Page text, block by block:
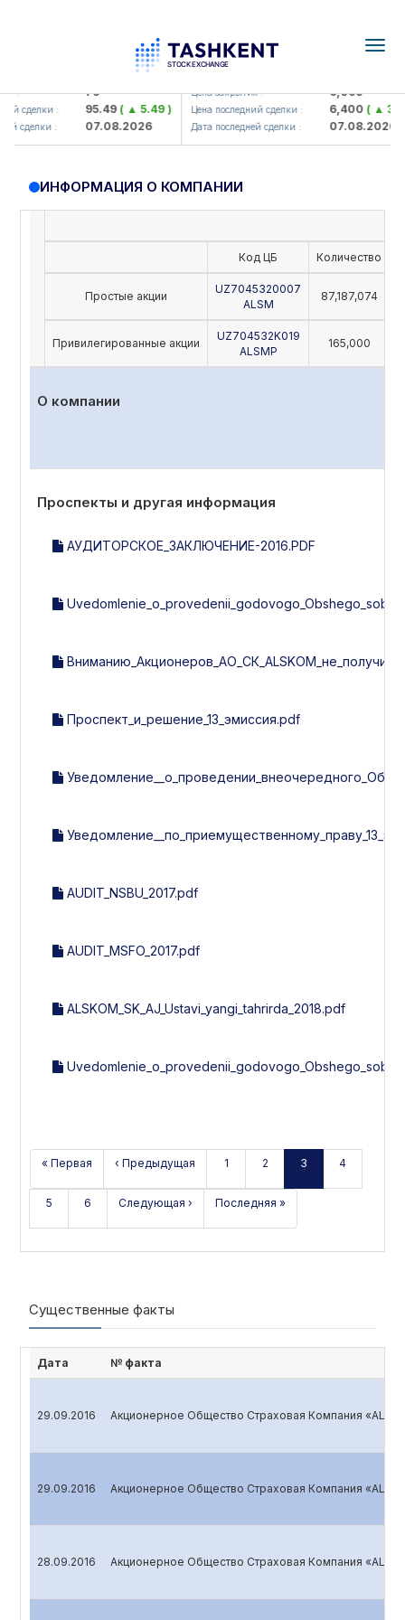
: 79
сделки : 95.49( ▲ 5.49 )
сделки : 07.08.2026
UZMK (<O'zmetkombinat> AJ)
Цена закрытия : 6,099
Цена последний сделки : 6,400( ▲
Дата последней сделки : 07.08.2026
ИНФОРМАЦИЯ О КОМПАНИИ
Код ЦБ Количество
Простые акции
UZ7045320007
ALSM
87,187,074
Привилегированные акции
UZ704532K019
ALSMP
165,000
О компании
Проспекты и другая информация
АУДИТОРСКОЕ_ЗАКЛЮЧЕНИЕ-2016.PDF
Проспект_и_решение_13_эмиссия.pdf
AUDIT_NSBU_2017.pdf
AUDIT_MSFO_2017.pdf
ALSKOM_SK_AJ_Ustavi_yangi_tahrirda_2018.pdf
« Первая ‹ Предыдущая 1 2 3 4
5 6 Следующая › Последняя »
Существенные факты
Дата № факта
29.09.2016 Акционерное Общество Страховая Компания
29.09.2016 Акционерное Общество Страховая Компания
28.09.2016 Акционерное Общество Страховая Компания